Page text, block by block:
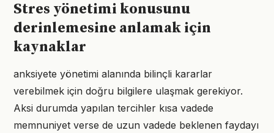
Stres yönetimi konusunu
derinlemesine anlamak için
kaynaklar
anksiyete yönetimi alanında bilinçli kararlar
verebilmek için doğru bilgilere ulaşmak gerekiyor.
Aksi durumda yapılan tercihler kısa vadede
memnuniyet verse de uzun vadede beklenen faydayı